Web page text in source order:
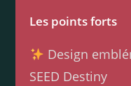
Les points forts
Design
SEED Destiny